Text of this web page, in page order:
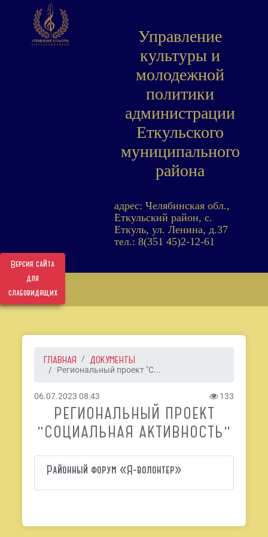
Версия сайта
для
слабовидящих
Управление
культуры и
молодежной
политики
администрации
Еткульского
муниципального
района
адрес: Челябинская обл.,
Еткульский район, с.
Еткуль, ул. Ленина, д.37
тел.: 8(351 45)2-12-61
ГЛАВНАЯ ДОКУМЕНТЫ
Региональный проект "С...
06.07.2023 08:43 133
РЕГИОНАЛЬНЫЙ ПРОЕКТ
"СОЦИАЛЬНАЯ АКТИВНОСТЬ"
Районный форум «Я-волонтер»